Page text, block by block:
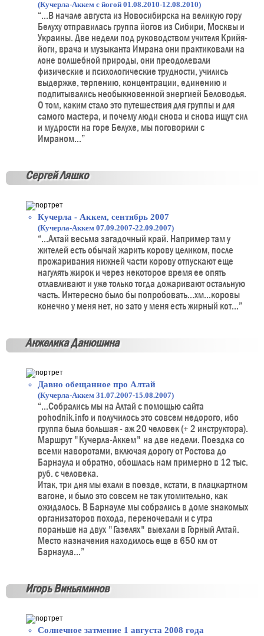
(Кучерла-Аккем с йогой 01.08.2010-12.08.2010)
“...В начале августа из Новосибирска на великую гору
Белуху отправилась группа йогов из Сибири, Москвы и
Украины. Две недели под руководством учителя Крийя-
йоги, врача и музыканта Имрана они практиковали на
лоне волшебной природы, они преодолевали
физические и психологические трудности, учились
выдержке, терпению, концентрации, единению и
подпитывались необыкновенной энергией Беловодья.
О том, каким стало это путешествия для группы и для
самого мастера, и почему люди снова и снова ищут сил
и мудрости на горе Белухе, мы поговорили с
Имраном...”
Сергей Ляшко
Кучерла - Аккем, сентябрь 2007
(Кучерла-Аккем 07.09.2007-22.09.2007)
“...Алтай весьма загадочный край. Например там у
жителей есть обычай жарить корову целиком, после
прожаривания нижней части корову отпускают еще
нагулять жирок и через некоторое время ее опять
отлавливают и уже только тогда дожаривают остальную
часть. Интересно было бы попробовать...хм...коровы
конечно у меня нет, но зато у меня есть жирный кот...”
Анжелика Данюшина
Давно обещанное про Алтай
(Кучерла-Аккем 31.07.2007-15.08.2007)
“...Собрались мы на Алтай с помощью сайта
pohodnik.info и получилось это совсем недорого, ибо
группа была большая - аж 20 человек (+ 2 инструктора).
Маршрут "Кучерла-Аккем" на две недели. Поездка со
всеми наворотами, включая дорогу от Ростова до
Барнаула и обратно, обошлась нам примерно в 12 тыс.
руб. с человека.
Итак, три дня мы ехали в поезде, кстати, в плацкартном
вагоне, и было это совсем не так утомительно, как
ожидалось. В Барнауле мы собрались в доме знакомых
организаторов похода, переночевали и с утра
пораньше на двух "Газелях" выехали в Горный Алтай.
Место назначения находилось еще в 650 км от
Барнаула...”
Игорь Виньяминов
Солнечное затмение 1 августа 2008 года